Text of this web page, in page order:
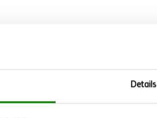
Details